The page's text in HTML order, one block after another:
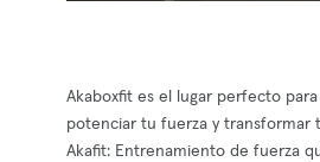
Akaboxfit es el lugar perfecto
potenciar tu fuerza y transformar
Akafit: Entrenamiento de fuerza